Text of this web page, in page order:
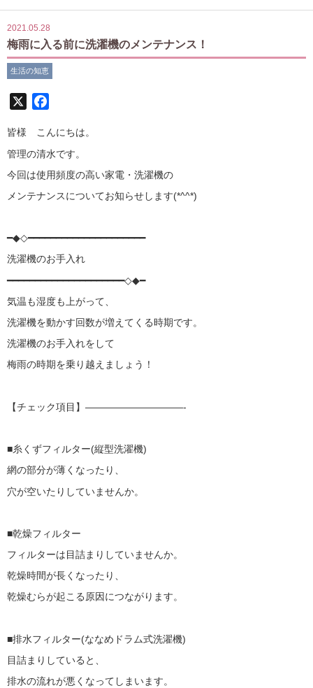
2021.05.28
梅雨に入る前に洗濯機のメンテナンス！
生活の知恵
皆様 こんにちは。
管理の清水です。
今回は使用頻度の高い家電・洗濯機の
メンテナンスについてお知らせします(*^^*)
━◆◇━━━━━━━━━━━━━━━━━━━━━
洗濯機のお手入れ
━━━━━━━━━━━━━━━━━━━━━◇◆━
気温も湿度も上がって、
洗濯機を動かす回数が増えてくる時期です。
洗濯機のお手入れをして
梅雨の時期を乗り越えましょう！
【チェック項目】——————————-
■糸くずフィルター(縦型洗濯機)
網の部分が薄くなったり、
穴が空いたりしていませんか。
■乾燥フィルター
フィルターは目詰まりしていませんか。
乾燥時間が長くなったり、
乾燥むらが起こる原因につながります。
■排水フィルター(ななめドラム式洗濯機)
目詰まりしていると、
排水の流れが悪くなってしまいます。